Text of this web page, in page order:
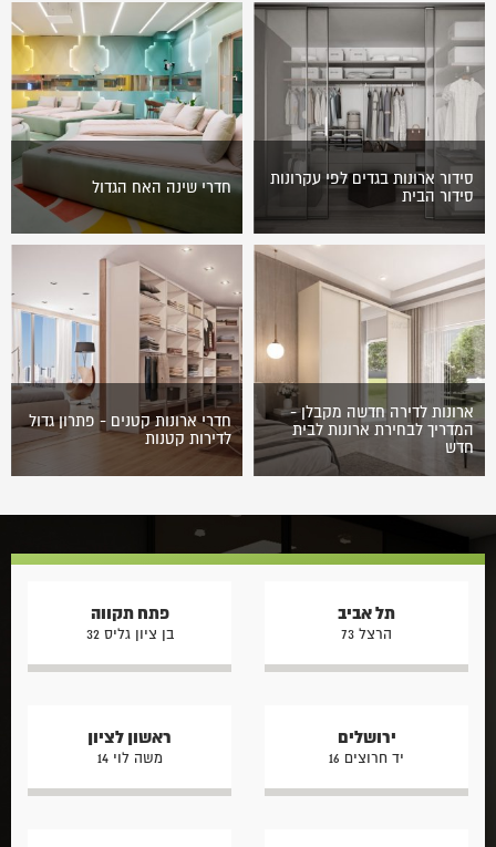
סידור ארונות בגדים לפי עקרונות
סידור הבית
אחד האלמנטים שאנשים הכי
נרתעים מהם מבין עבודות סידור
הבית הוא סידור ארונות בגדים.
עבור רוב האנשים מדובר במטלה
שאינה…
חדרי שינה האח הגדול
חדר שינה האח הגדול חדר שינה
האח הגדול בעונה החדשה מציג
סטנדרט חדש של עיצוב ונוחות,
עם מיטות זוגיות מעוצבות…
ארונות לדירה חדשה מקבלן -
המדריך לבחירת ארונות לבית
חדש
בחיים. לאחר קבלת המפתח
מתחיל שלב עיצוב הבית
והתאמתו לצרכים האישיים…
חדרי ארונות קטנים - פתרון גדול
לדירות קטנות
חדרי ארונות נתפשים כמוצר
יוקרתי שרק בעלי…
תל אביב
הרצל 73
פתח תקווה
בן ציון גליס 32
ירושלים
יד חרוצים 16
ראשון לציון
משה לוי 14